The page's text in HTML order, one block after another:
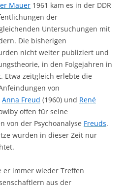
Mauer 1961 kam es in der DDR
der
Untersuchungen mit
Die bisherigen
nicht weiter publiziert und
in den Folgejahren in
Etwa zeitgleich erlebte die
von
Anna Freud (1960) und René
offen für seine
von der Psychoanalyse Freuds.
wurden in dieser Zeit nur
er immer wieder Treffen
aus der